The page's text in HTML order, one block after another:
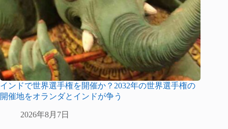
インドで世界選手権を開催か？2032年の世界選手権の
開催地をオランダとインドが争う
2026年8月7日